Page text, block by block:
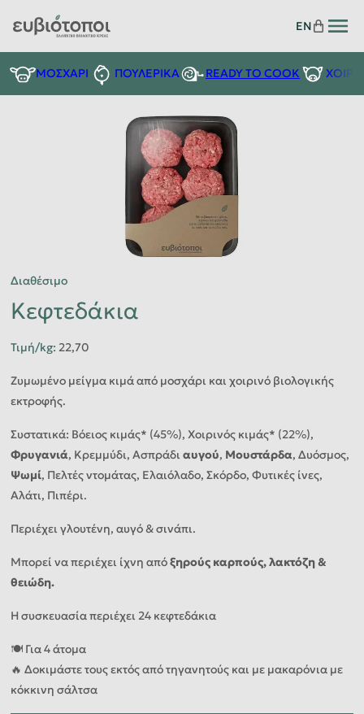
EN
ΜΟΣΧΑΡΙ ΠΟΥΛΕΡΙΚΑ READY TO COOK
Διαθέσιμο
Κεφτεδάκια
Τιμή/kg: 22,70
Ζυμωμένο μείγμα κιμά από μοσχάρι και χοιρινό βιολογικής
εκτροφής.
Συστατικά: Βόειος κιμάς* (45%), Χοιρινός κιμάς* (22%),
Φρυγανιά, Κρεμμύδι, Ασπράδι αυγού, Μουστάρδα, Δυόσμος,
Ψωμί, Πελτές ντομάτας, Ελαιόλαδο, Σκόρδο, Φυτικές ίνες,
Αλάτι, Πιπέρι.
Περιέχει γλουτένη, αυγό & σινάπι.
Μπορεί να περιέχει ίχνη απόξηρούς καρπούς, λακτόζη &
θειώδη.
Η συσκευασία περιέχει 24 κεφτεδάκια
🍽️ Για 4 άτομα
🔥 Δοκιμάστε τους εκτός από τηγανητούς και με μακαρόνια με
κόκκινη σάλτσα